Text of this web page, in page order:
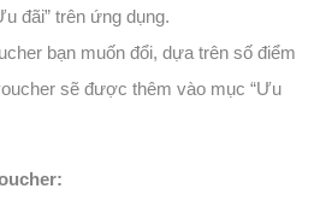
đãi” trên ứng dụng.
bạn muốn đổi, dựa trên số điểm
sẽ được thêm vào mục “Ưu